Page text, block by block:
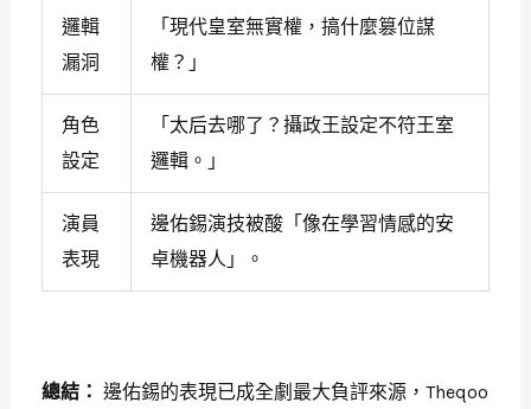
邏輯
漏洞
「現代皇室無實權，搞什麼篡位謀
權？」
角色
設定
「太后去哪了？攝政王設定不符王室
邏輯。」
演員
表現
邊佑錫演技被酸「像在學習情感的安
卓機器人」。
總結： 邊佑錫的表現已成全劇最大負評來源，Theqoo